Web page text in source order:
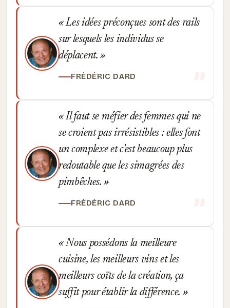
Les idées préconçues sont des rails
sur lesquels les individus se
déplacent.
FRÉDÉRIC DARD
Il faut se méfier des femmes qui ne
se croient pas irrésistibles : elles font
un complexe et c'est beaucoup plus
redoutable que les simagrées des
pimbêches.
FRÉDÉRIC DARD
Nous possédons la meilleure
cuisine, les meilleurs vins et les
meilleurs coïts de la création, ça
suffit pour établir la différence.